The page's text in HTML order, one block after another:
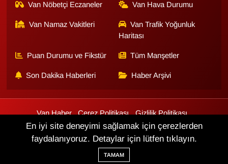
Van Nöbetçi Eczaneler Van Hava Durumu
Van Namaz Vakitleri
Van Trafik Yoğunluk
Haritası
Puan Durumu ve Fikstür Tüm Manşetler
Son Dakika Haberleri Haber Arşivi
Van Haber Çerez Politikası
Gizlilik Politikası
Üyelik Sözleşmesi
Veri Politikası Künye İletişim
Haber Yazılımı:TE Bilişim
En iyi site deneyimi sağlamak için çerezlerden
faydalanıyoruz. Detaylar için lütfen tıklayın.
TAMAM